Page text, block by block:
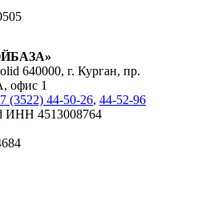
640000, г. Курган, пр.
офис 1
(3522) 44-50-26, 44-52-96
ИНН 4513008764